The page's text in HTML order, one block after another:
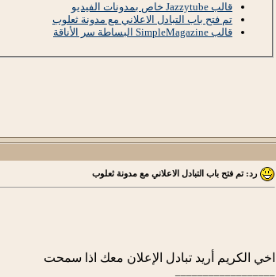
قالب Jazzytube خاص بمدونات الفيديو
تم فتح باب التبادل الاعلاني مع مدونة ثعلوب
قالب SimpleMagazine البساطة سر الأناقة
رد: تم فتح باب التبادل الاعلاني مع مدونة ثعلوب
اخي الكريم أريد تبادل الإعلان معك اذا سمحت